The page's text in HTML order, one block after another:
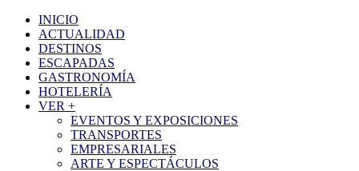
INICIO
ACTUALIDAD
DESTINOS
ESCAPADAS
GASTRONOMÍA
HOTELERÍA
VER +
EVENTOS Y EXPOSICIONES
TRANSPORTES
EMPRESARIALES
ARTE Y ESPECTÁCULOS